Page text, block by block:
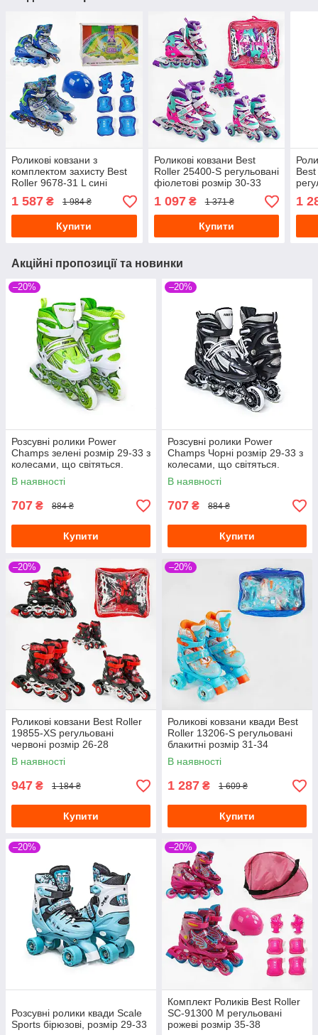
Роликові ковзани з
комплектом захисту Best
Roller 9678-31 L сині
розмір 39-43
1 587 ₴ 1 984 ₴
Купити
Роликові ковзани Best
Roller 25400-S регульовані
фіолетові розмір 30-33
1 097₴ 1 371 ₴
Купити
1
Акційні пропозиції та новинки
–20%
Розсувні ролики Power
Champs зелені розмір 29-33 з
колесами, що світяться.
В наявності
707 ₴ 884 ₴
Купити
–20%
Розсувні ролики Power
Champs Чорні розмір 29-33 з
колесами, що світяться.
В наявності
707 ₴ 884 ₴
Купити
–20%
Роликові ковзани Best Roller
19855-XS регульовані
червоні розмір 26-28
В наявності
947 ₴ 1 184 ₴
Купити
–20%
Роликові ковзани квади Best
Roller 13206-S регульовані
блакитні розмір 31-34
В наявності
1 287 ₴ 1 609 ₴
Купити
–20%
Розсувні ролики квади Scale
Sports бірюзові, розмір 29-33
–20%
Комплект Роликів Best Roller
SC-91300 М регульовані
рожеві розмір 35-38